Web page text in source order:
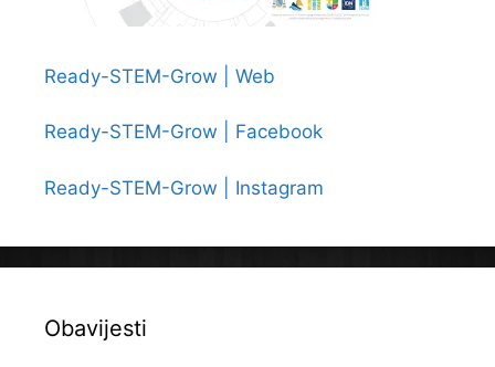
Ready-STEM-Grow | Web
Ready-STEM-Grow | Facebook
Ready-STEM-Grow | Instagram
Obavijesti